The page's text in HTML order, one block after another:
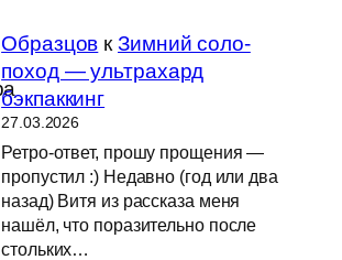
Образцов кЗимний соло-
поход — ультрахард
бэкпаккинг
27.03.2026
Ретро-ответ, прошу прощения —
пропустил :) Недавно (год или два
назад) Витя из рассказа меня
нашёл, что поразительно после
стольких…